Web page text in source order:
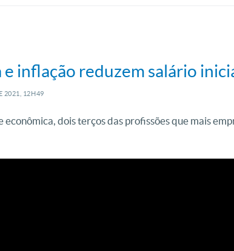
e inflação reduzem salário
2021, 12H49
econômica, dois terços das profissões que mais